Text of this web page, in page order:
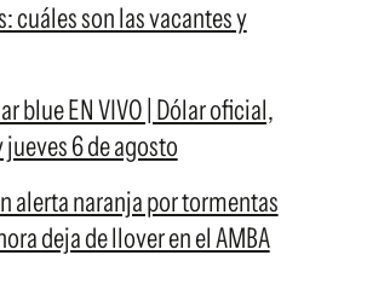
cuáles son las vacantes y
blue EN VIVO | Dólar oficial,
jueves 6 de agosto
alerta naranja por tormentas
deja de llover en el AMBA